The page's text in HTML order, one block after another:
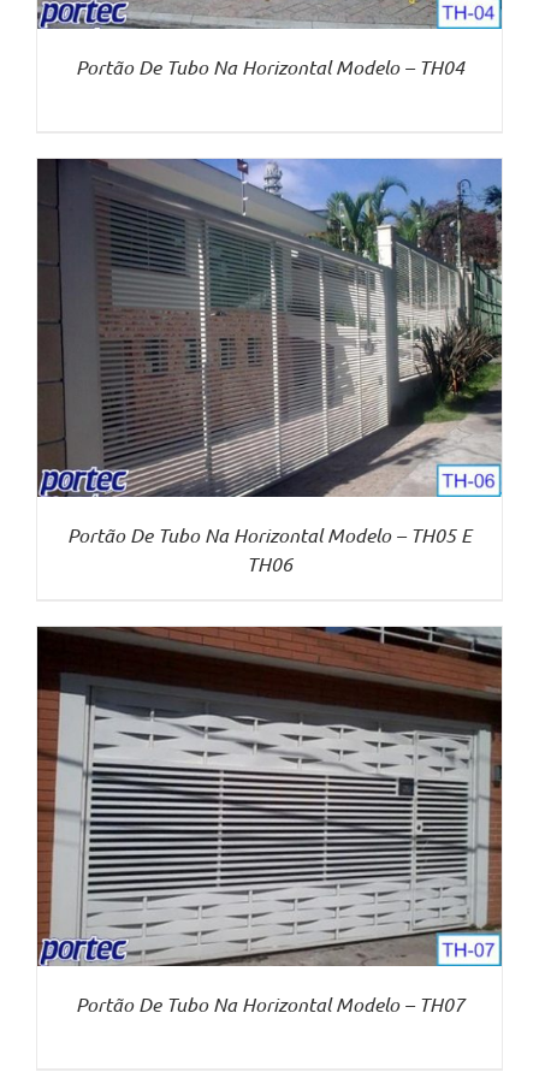
Portão De Tubo Na Horizontal Modelo – TH04
Portão De Tubo Na Horizontal Modelo – TH05 E
TH06
Portão De Tubo Na Horizontal Modelo – TH07